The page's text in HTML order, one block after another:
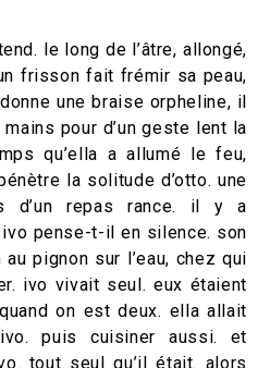
le long de l’âtre, allongé,
frisson fait frémir sa peau,
une braise orpheline, il
pour d’un geste lent la
qu’ella a allumé le feu,
la solitude d’otto. une
d’un repas rance. il y a
ivo pense-t-il en silence. son
pignon sur l’eau, chez qui
ivo vivait seul. eux étaient
on est deux. ella allait
puis cuisiner aussi. et
tout seul qu’il était. alors